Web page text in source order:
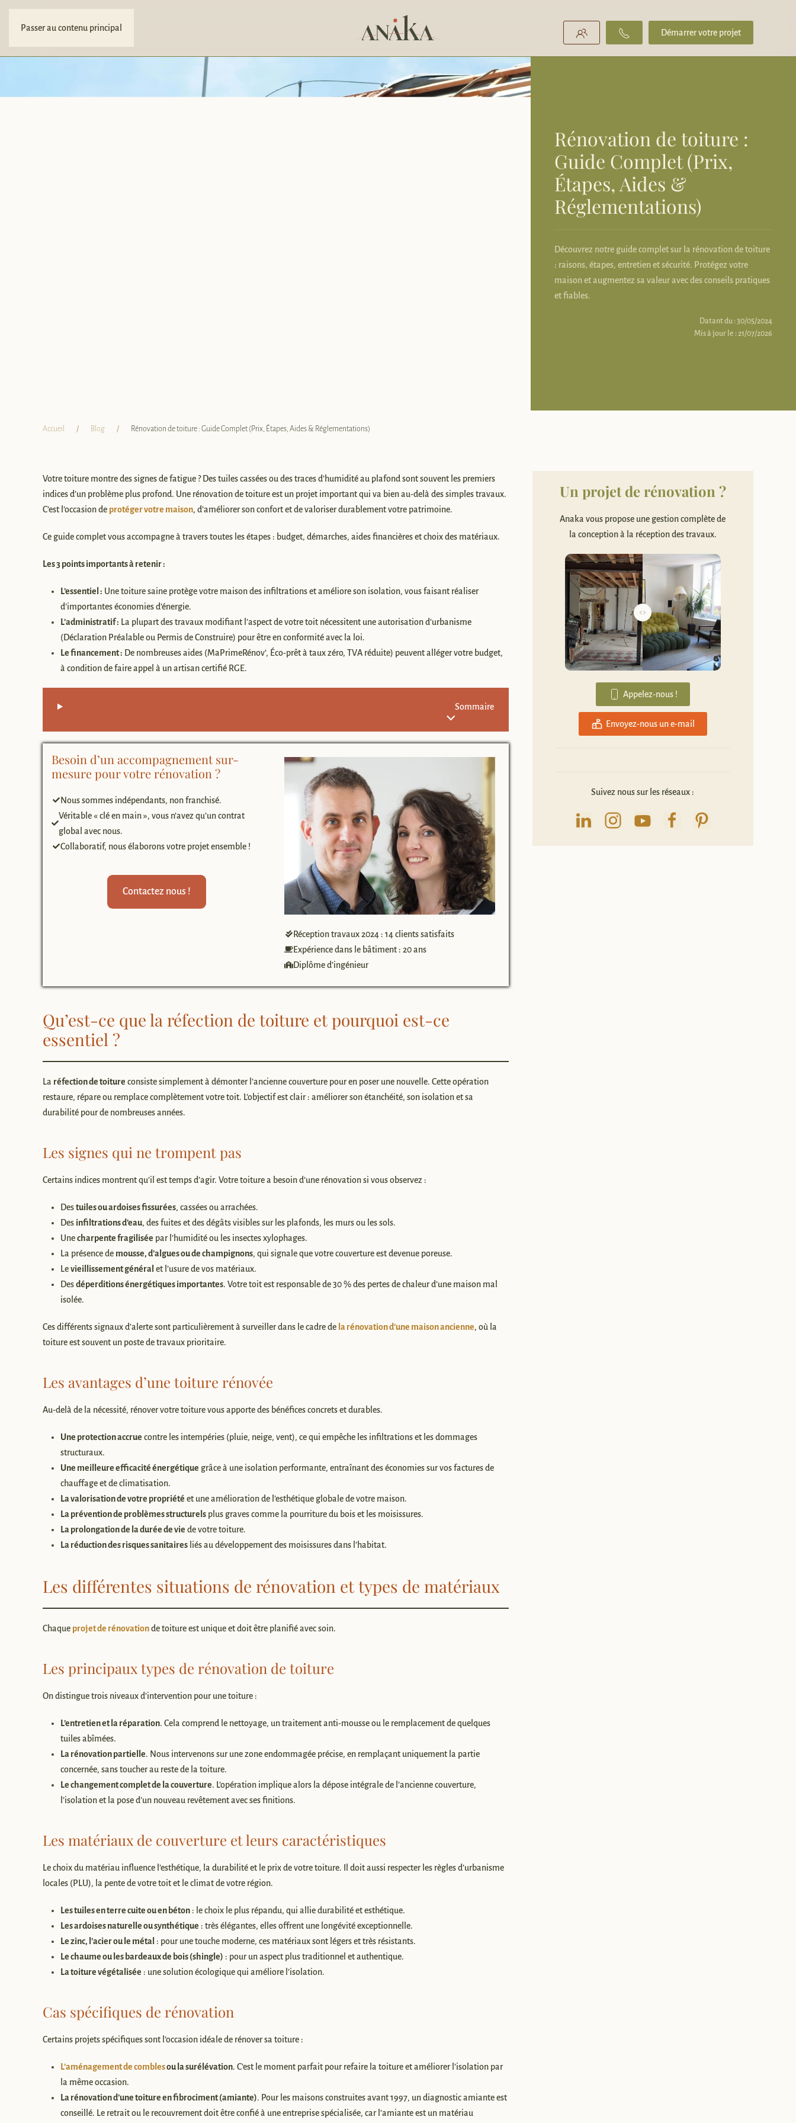
Passer au contenu principal Démarrer votre projet
Rénovation de toiture :
Guide Complet (Prix,
Étapes, Aides &
Réglementations)
Découvrez notre guide complet sur la rénovation de toiture
: raisons, étapes, entretien et sécurité. Protégez votre
maison et augmentez sa valeur avec des conseils pratiques
et fiables.
Datant du : 30/05/2024
Mis à jour le : 21/07/2026
Accueil Blog Rénovation de toiture : Guide Complet (Prix, Étapes, Aides & Réglementations)
Votre toiture montre des signes de fatigue ? Des tuiles cassées ou des traces d’humidité au plafond sont souvent les premiers
indices d’un problème plus profond. Une rénovation de toiture est un projet important qui va bien au-delà des simples travaux.
C’est l’occasion de protéger votre maison, d’améliorer son confort et de valoriser durablement votre patrimoine.
Ce guide complet vous accompagne à travers toutes les étapes : budget, démarches, aides financières et choix des matériaux.
Les 3 points importants à retenir :
L’essentiel : Une toiture saine protège votre maison des infiltrations et améliore son isolation, vous faisant réaliser
d’importantes économies d’énergie.
L’administratif : La plupart des travaux modifiant l’aspect de votre toit nécessitent une autorisation d’urbanisme
(Déclaration Préalable ou Permis de Construire) pour être en conformité avec la loi.
Le financement : De nombreuses aides (MaPrimeRénov’, Éco-prêt à taux zéro, TVA réduite) peuvent alléger votre budget,
à condition de faire appel à un artisan certifié RGE.
Sommaire
Besoin d’un accompagnement sur-
mesure pour votre rénovation ?
Nous sommes indépendants, non franchisé.
Véritable « clé en main », vous n’avez qu’un contrat
global avec nous.
Collaboratif, nous élaborons votre projet ensemble !
Contactez nous !
Réception travaux 2024 : 14 clients satisfaits
Expérience dans le bâtiment : 20 ans
Diplôme d’ingénieur
Qu’est-ce que la réfection de toiture et pourquoi est-ce
essentiel ?
La réfection de toiture consiste simplement à démonter l’ancienne couverture pour en poser une nouvelle. Cette opération
restaure, répare ou remplace complètement votre toit. L’objectif est clair : améliorer son étanchéité, son isolation et sa
durabilité pour de nombreuses années.
Les signes qui ne trompent pas
Certains indices montrent qu’il est temps d’agir. Votre toiture a besoin d’une rénovation si vous observez :
Destuiles ou ardoises fissurées, cassées ou arrachées.
Des infiltrations d’eau, des fuites et des dégâts visibles sur les plafonds, les murs ou les sols.
Unecharpente fragilisée par l’humidité ou les insectes xylophages.
La présence de mousse, d’algues ou de champignons, qui signale que votre couverture est devenue poreuse.
Levieillissement général et l’usure de vos matériaux.
Desdéperditions énergétiques importantes. Votre toit est responsable de 30 % des pertes de chaleur d’une maison mal
isolée.
Ces différents signaux d’alerte sont particulièrement à surveiller dans le cadre de la rénovation d’une maison ancienne, où la
toiture est souvent un poste de travaux prioritaire.
Les avantages d’une toiture rénovée
Au-delà de la nécessité, rénover votre toiture vous apporte des bénéfices concrets et durables.
Une protection accrue contre les intempéries (pluie, neige, vent), ce qui empêche les infiltrations et les dommages
structuraux.
Une meilleure efficacité énergétique grâce à une isolation performante, entraînant des économies sur vos factures de
chauffage et de climatisation.
La valorisation de votre propriété et une amélioration de l’esthétique globale de votre maison.
La prévention de problèmes structurels plus graves comme la pourriture du bois et les moisissures.
La prolongation de la durée de vie de votre toiture.
La réduction des risques sanitaires liés au développement des moisissures dans l’habitat.
Les différentes situations de rénovation et types de matériaux
Chaque projet de rénovationde toiture est unique et doit être planifié avec soin.
Les principaux types de rénovation de toiture
On distingue trois niveaux d’intervention pour une toiture :
L’entretien et la réparation. Cela comprend le nettoyage, un traitement anti-mousse ou le remplacement de quelques
tuiles abîmées.
La rénovation partielle. Nous intervenons sur une zone endommagée précise, en remplaçant uniquement la partie
concernée, sans toucher au reste de la toiture.
Le changement complet de la couverture. L’opération implique alors la dépose intégrale de l’ancienne couverture,
l’isolation et la pose d’un nouveau revêtement avec ses finitions.
Les matériaux de couverture et leurs caractéristiques
Le choix du matériau influence l’esthétique, la durabilité et le prix de votre toiture. Il doit aussi respecter les règles d’urbanisme
locales (PLU), la pente de votre toit et le climat de votre région.
Les tuiles en terre cuite ou en béton : le choix le plus répandu, qui allie durabilité et esthétique.
Les ardoises naturelle ou synthétique : très élégantes, elles offrent une longévité exceptionnelle.
Le zinc, l’acier ou le métal : pour une touche moderne, ces matériaux sont légers et très résistants.
Le chaume ou les bardeaux de bois (shingle) : pour un aspect plus traditionnel et authentique.
La toiture végétalisée : une solution écologique qui améliore l’isolation.
Cas spécifiques de rénovation
Certains projets spécifiques sont l’occasion idéale de rénover sa toiture :
L’aménagement de comblesou la surélévation. C’est le moment parfait pour refaire la toiture et améliorer l’isolation par
la même occasion.
La rénovation d’une toiture en fibrociment (amiante). Pour les maisons construites avant 1997, un diagnostic amiante est
conseillé. Le retrait ou le recouvrement doit être confié à une entreprise spécialisée, car l’amiante est un matériau
Un projet de rénovation ?
Anaka vous propose une gestion complète de
la conception à la réception des travaux.
Appelez-nous !
Envoyez-nous un e-mail
Suivez nous sur les réseaux :